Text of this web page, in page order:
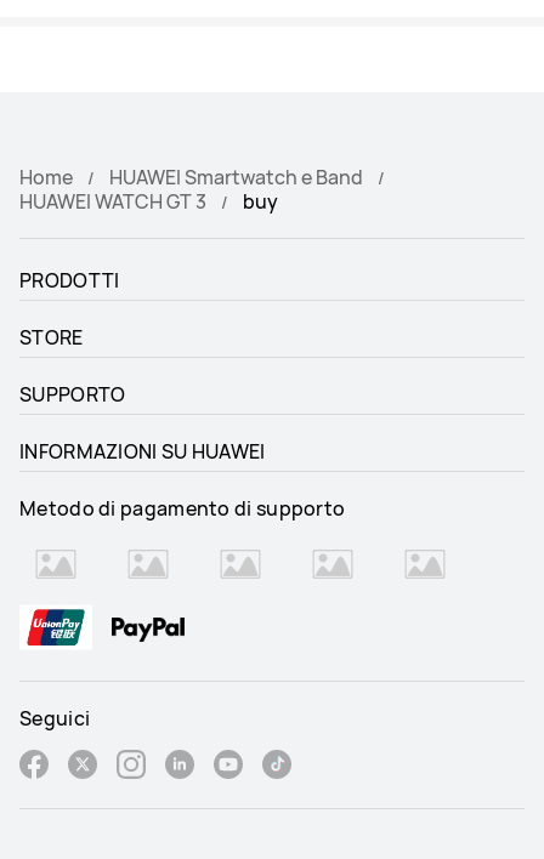
Home
HUAWEI Smartwatch e Band
HUAWEI WATCH GT 3
buy
PRODOTTI
STORE
SUPPORTO
INFORMAZIONI SU HUAWEI
Metodo di pagamento di supporto
Seguici